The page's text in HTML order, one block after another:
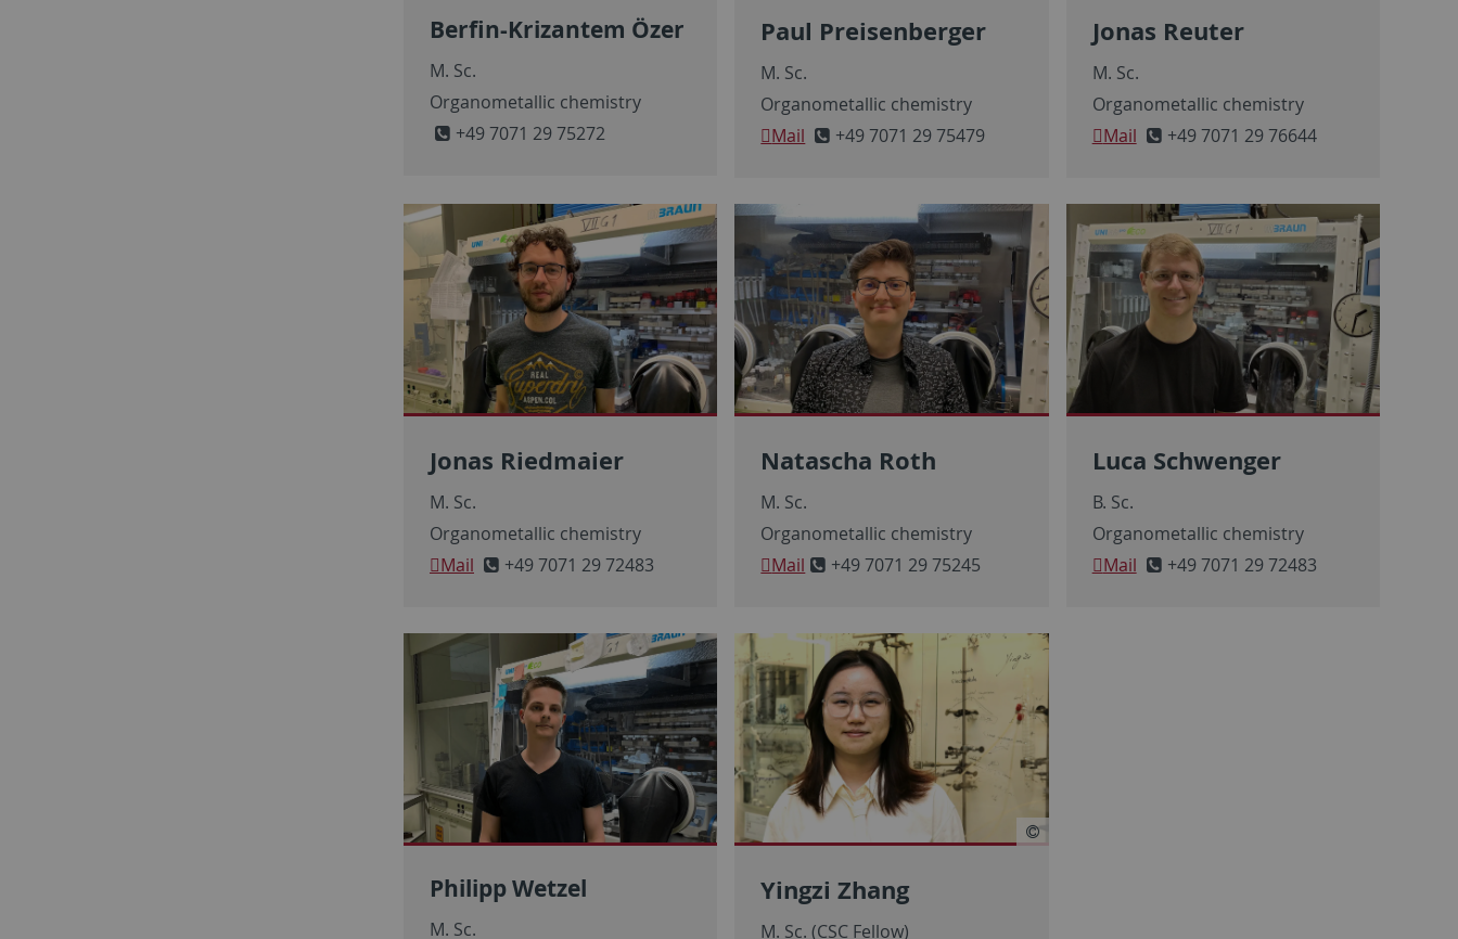
Berfin-Krizantem Özer
M. Sc.
Organometallic chemistry
+49 7071 29 75272
Paul Preisenberger
M. Sc.
Organometallic chemistry
Mail
+49 7071 29 75479
Jonas Reuter
M. Sc.
Organometallic chemistry
Mail
+49 7071 29 76644
Jonas Riedmaier
M. Sc.
Organometallic chemistry
Mail
+49 7071 29 72483
Natascha Roth
M. Sc.
Organometallic chemistry
Mail
+49 7071 29 75245
Luca Schwenger
B. Sc.
Organometallic chemistry
Mail
+49 7071 29 72483
Philipp Wetzel
M. Sc.
Yingzi Zhang
M. Sc. (CSC Fellow)